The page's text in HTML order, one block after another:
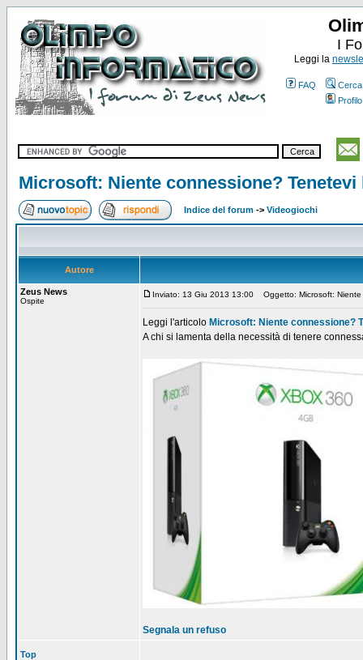
I
Leggi la
FAQ
Cerca
Profilo
Microsoft: Niente connessione? Tenetevi
Indice del forum -> Videogiochi
Autore
Zeus News
Ospite
Inviato: 13 Giu 2013 13:00 Oggetto: Microsoft:
Leggi l'articolo Microsoft: Niente connessione?
A chi si lamenta della necessità di tenere
Segnala un refuso
Top